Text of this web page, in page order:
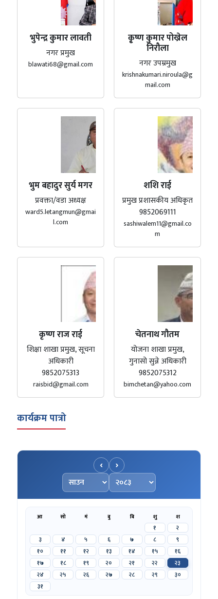
भुपेन्द्र कुमार लावती
नगर प्रमुख
blawati68@gmail.com
कृ्ष्ण कुमार पोख्रेल
निरौला
नगर उपम्रमुख
krishnakumari.niroula@g
mail.com
भुम बहादुर सुर्य मगर
प्रवक्ता/वडा अध्यक्ष
ward5.letangmun@gmai
l.com
शशि राई
प्रमुख प्रशासकीय अधिकृत
9852069111
sashiwalem11@gmail.co
m
कृष्ण राज राई
शिक्षा शाखा प्रमुख, सूचना
अधिकारी
9852075313
raisbid@gmail.com
चेतनाथ गौतम
योजना शाखा प्रमुख,
गुनासो सुन्ने अधिकारी
9852075312
bimchetan@yahoo.com
कार्यक्रम पात्रो
‹
महिना चयन गर्नुहोस्
वर्ष चयन गर्नुहोस्
›
आ सो मं बु बि शु श
१
२
३
४ ५ ६ ७ ८
९
१०
११ १२ १३ १४ १५
१६
१७
१८ १९ २० २१ २२
२३
२४
२५ २६ २७ २८ २९
३०
३१